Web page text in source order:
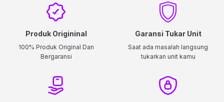
Produk Origininal
100% Produk Original Dan
Bergaransi
Garansi Tukar Unit
Saat ada masalah langsung
tukarkan unit kamu